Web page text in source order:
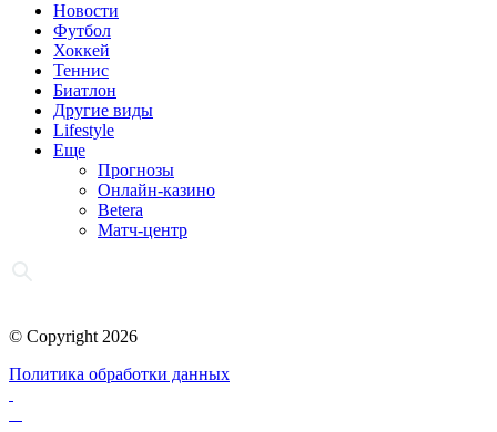
Новости
Футбол
Хоккей
Теннис
Биатлон
Другие виды
Lifestyle
Еще
Прогнозы
Онлайн-казино
Betera
Матч-центр
© Copyright 2026
Политика обработки данных